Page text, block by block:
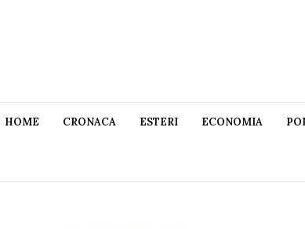
HOME CRONACA ESTERI ECONOMIA